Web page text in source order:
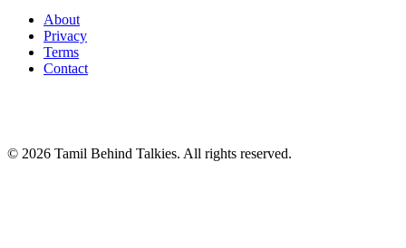
About
Privacy
Terms
Contact
© 2026 Tamil Behind Talkies. All rights reserved.